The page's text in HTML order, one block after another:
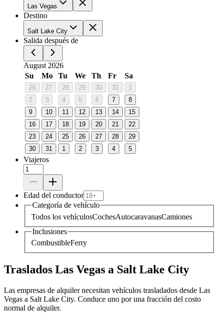
Las Vegas
Destino
Salt Lake City
Salida después de
August 2026
Su
Mo Tu We Th Fr Sa
26 27 28 29 30 31
1
2
3 4 5 6 7
8
9
10 11 12 13 14
15
16
17 18 19 20 21
22
23
24 25 26 27 28
29
30
31 1 2 3 4 5
Viajeros
Edad del conductor
Categoría de vehículo
Todos los vehículosCochesAutocaravanasCamiones
Inclusiones
CombustibleFerry
Traslados Las Vegas a Salt Lake City
Las empresas de alquiler necesitan vehículos trasladados desde Las
Vegas a Salt Lake City. Conduce uno por una fracción del costo
normal de alquiler.